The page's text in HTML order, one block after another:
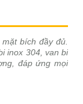
bích đầy đủ.
inox 304, van bi
đáp ứng mọi